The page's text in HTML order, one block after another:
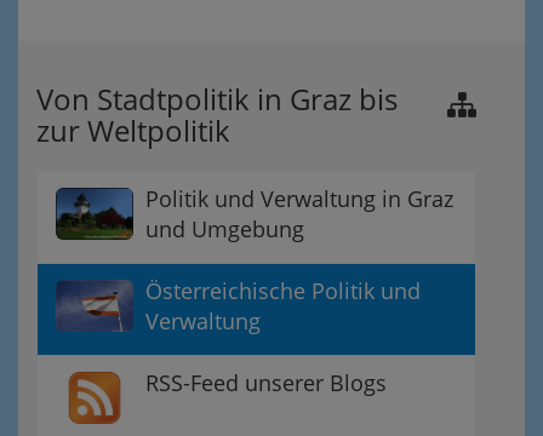
Von Stadtpolitik in Graz bis
zur Weltpolitik
Politik und Verwaltung in Graz
und Umgebung
Österreichische Politik und
Verwaltung
RSS-Feed unserer Blogs